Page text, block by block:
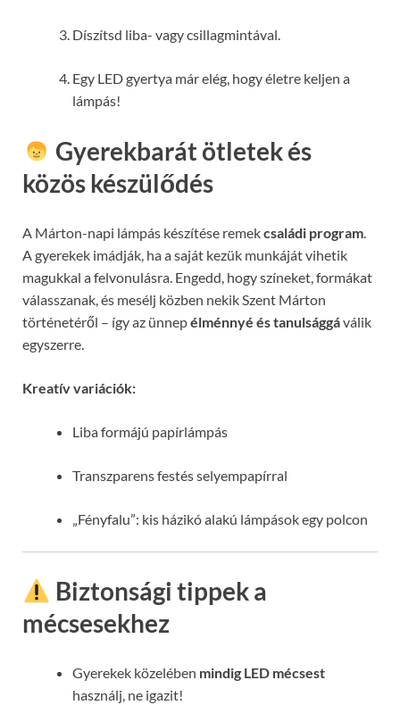
Díszítsd liba- vagy csillagmintával.
Egy LED gyertya már elég, hogy életre keljen a
lámpás!
Gyerekbarát ötletek és
közös készülődés
A Márton-napi lámpás készítése remekcsaládi program
A gyerekek imádják, ha a saját kezük munkáját vihetik
magukkal a felvonulásra. Engedd, hogy színeket, formákat
válasszanak, és mesélj közben nekik Szent Márton
történetéről – így az ünnepélménnyé és tanulsággáválik
egyszerre.
Kreatív variációk:
Liba formájú papírlámpás
Transzparens festés selyempapírral
„Fényfalu”: kis házikó alakú lámpások egy polcon
Biztonsági tippek a
mécsesekhez
Gyerekek közelében mindig LED mécsest
használj, ne igazit!